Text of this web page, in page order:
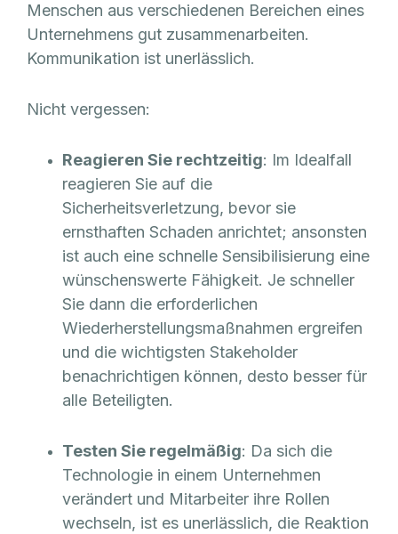
Menschen aus verschiedenen Bereichen eines
Unternehmens gut zusammenarbeiten.
Kommunikation ist unerlässlich.
Nicht vergessen:
Reagieren Sie rechtzeitig: Im Idealfall
reagieren Sie auf die
Sicherheitsverletzung, bevor sie
ernsthaften Schaden anrichtet; ansonsten
ist auch eine schnelle Sensibilisierung eine
wünschenswerte Fähigkeit. Je schneller
Sie dann die erforderlichen
Wiederherstellungsmaßnahmen ergreifen
und die wichtigsten Stakeholder
benachrichtigen können, desto besser für
alle Beteiligten.
Testen Sie regelmäßig: Da sich die
Technologie in einem Unternehmen
verändert und Mitarbeiter ihre Rollen
wechseln, ist es unerlässlich, die Reaktion